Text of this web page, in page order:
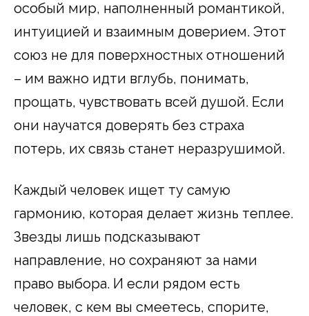
особый мир, наполненный романтикой,
интуицией и взаимным доверием. Этот
союз не для поверхностных отношений
– им важно идти вглубь, понимать,
прощать, чувствовать всей душой. Если
они научатся доверять без страха
потерь, их связь станет неразрушимой.
Каждый человек ищет ту самую
гармонию, которая делает жизнь теплее.
Звезды лишь подсказывают
направление, но сохраняют за нами
право выбора. И если рядом есть
человек, с кем вы смеетесь, спорите,